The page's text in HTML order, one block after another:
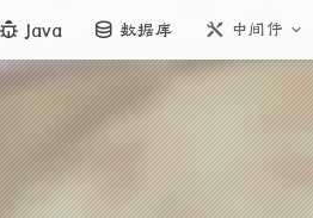
Java 数据库 中间件